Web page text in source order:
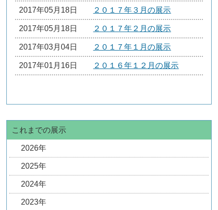
2017年05月18日 ２０１７年３月の展示
2017年05月18日 ２０１７年２月の展示
2017年03月04日 ２０１７年１月の展示
2017年01月16日 ２０１６年１２月の展示
これまでの展示
2026年
2025年
2024年
2023年